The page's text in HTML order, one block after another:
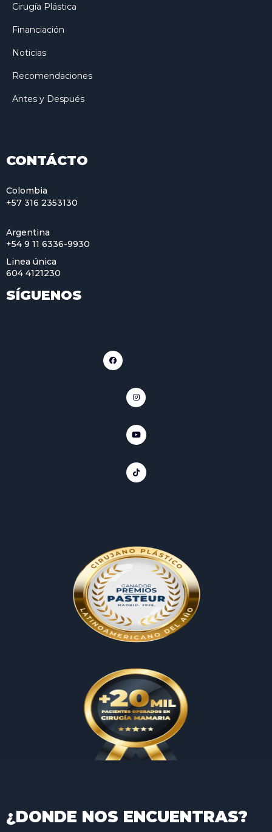
Cirugía Plástica
Financiación
Noticias
Recomendaciones
Antes y Después
CONTÁCTO
Colombia
+57 316 2353130
Argentina
+54 9 11 6336-9930
Linea única
604 4121230
SÍGUENOS
¿DONDE NOS ENCUENTRAS?